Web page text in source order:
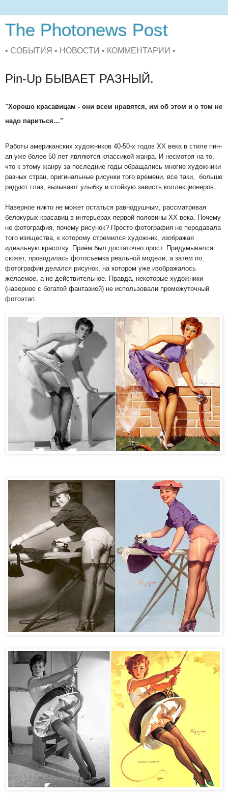
The Photonews Post
• СОБЫТИЯ • НОВОСТИ • КОММЕНТАРИИ •
Pin-Up БЫВАЕТ РАЗНЫЙ.
"Хорошо красавицам - они всем нравятся, им об этом и о том не
надо париться…"
Работы американских художников 40-50-х годов ХХ века в стиле пин-
ап уже более 50 лет являются классикой жанра. И несмотря на то,
что к этому жанру за последние годы обращались многие художники
разных стран, оригинальные рисунки того времени, все таки, больше
радуют глаз, вызывают улыбку и стойкую зависть коллекционеров.
Наверное никто не может остаться равнодушным, рассматривая
белокурых красавиц в интерьерах первой половины ХХ века. Почему
не фотография, почему рисунок? Просто фотография не передавала
того изящества, к которому стремился художник, изображая
идеальную красотку. Приём был достаточно прост. Придумывался
сюжет, проводилась фотосъемка реальной модели, а затем по
фотографии делался рисунок, на котором уже изображалось
желаемое, а не действительное. Правда, некоторые художники
(наверное с богатой фантазией) не использовали промежуточный
фотоэтап.